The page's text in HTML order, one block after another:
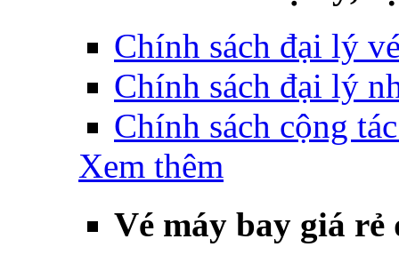
Chính sách đại lý
Chính sách đại lý
Chính sách cộng
Xem thêm
Vé máy bay giá rẻ